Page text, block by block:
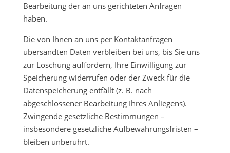
Bearbeitung der an uns gerichteten Anfragen
haben.
Die von Ihnen an uns per Kontaktanfragen
übersandten Daten verbleiben bei uns, bis Sie uns
zur Löschung auffordern, Ihre Einwilligung zur
Speicherung widerrufen oder der Zweck für die
Datenspeicherung entfällt (z. B. nach
abgeschlossener Bearbeitung Ihres Anliegens).
Zwingende gesetzliche Bestimmungen –
insbesondere gesetzliche Aufbewahrungsfristen –
bleiben unberührt.